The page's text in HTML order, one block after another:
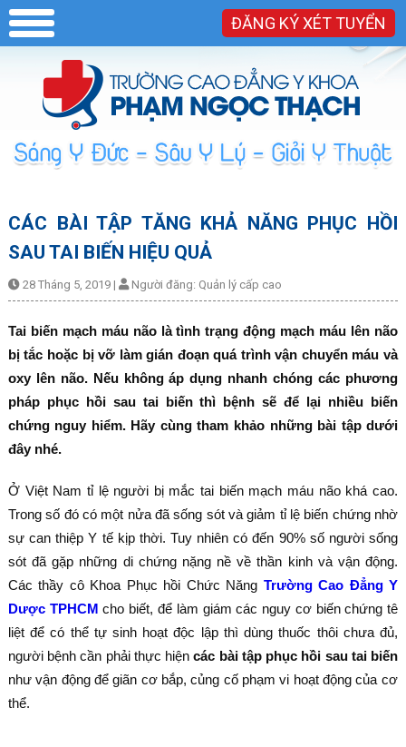
ĐĂNG KÝ XÉT TUYỂN
CÁC BÀI TẬP TĂNG KHẢ NĂNG PHỤC HỒI
SAU TAI BIẾN HIỆU QUẢ
28 Tháng 5, 2019 | Người đăng: Quản lý cấp cao
Tai biến mạch máu não là tình trạng động mạch máu lên não
bị tắc hoặc bị vỡ làm gián đoạn quá trình vận chuyển máu và
oxy lên não. Nếu không áp dụng nhanh chóng các phương
pháp phục hồi sau tai biến thì bệnh sẽ để lại nhiều biến
chứng nguy hiểm. Hãy cùng tham khảo những bài tập dưới
đây nhé.
Ở Việt Nam tỉ lệ người bị mắc tai biến mạch máu não khá cao.
Trong số đó có một nửa đã sống sót và giảm tỉ lệ biến chứng nhờ
sự can thiệp Y tế kịp thời. Tuy nhiên có đến 90% số người sống
sót đã gặp những di chứng nặng nề về thần kinh và vận động.
Các thầy cô Khoa Phục hồi Chức Năng Trường Cao Đẳng Y
Dược TPHCM cho biết, để làm giám các nguy cơ biến chứng tê
liệt để có thể tự sinh hoạt độc lập thì dùng thuốc thôi chưa đủ,
người bệnh cần phải thực hiệncác bài tập phục hồi sau tai biến
như vận động để giãn cơ bắp, củng cố phạm vi hoạt động của cơ
thể.